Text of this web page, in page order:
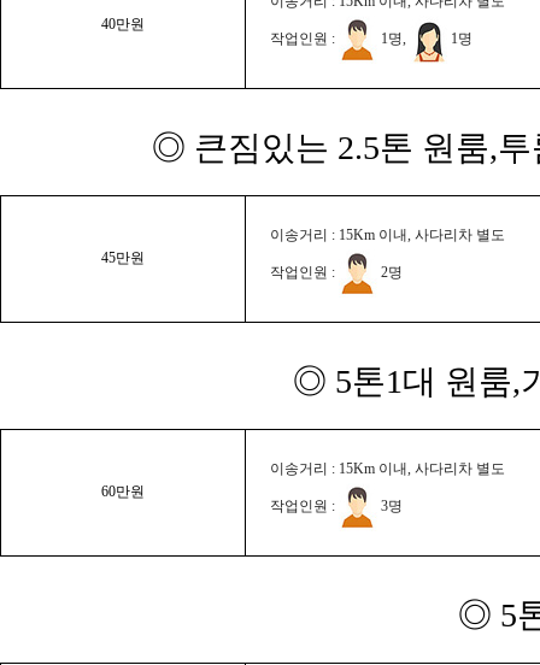
40만원
작업인원 : 1명, 1명
◎ 큰짐있는 2.5톤 원룸,
45만원
이송거리 : 15Km 이내, 사다리차 별도
작업인원 : 2명
◎ 5톤1대 원룸,
60만원
이송거리 : 15Km 이내, 사다리차 별도
작업인원 : 3명
◎ 5